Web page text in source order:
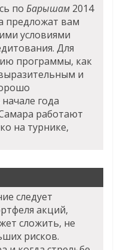
поБарышам 2014
предложат вам
условиями
Для
программы, как
и
года
работают
на турнике,
следует
акций,
сложить, не
рисков.